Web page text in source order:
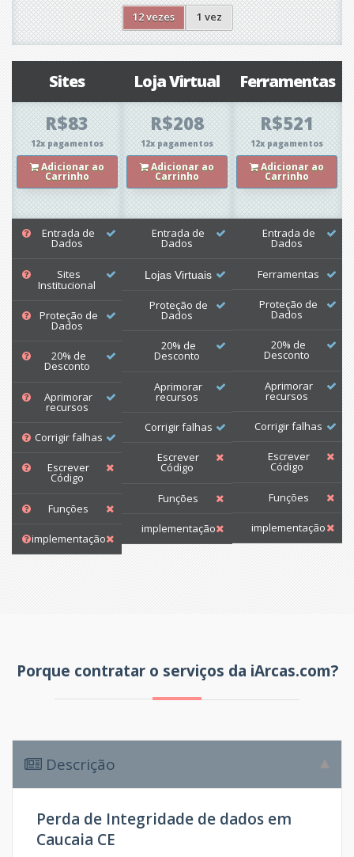
12 vezes 1 vez
Sites
R$83
12x pagamentos
Adicionar ao
Carrinho
Entrada de
Dados
Sites
Institucional​
Proteção de
Dados
20% de
Desconto
Aprimorar
recursos
Corrigir falhas
Escrever
Código
Funções
implementação
Loja Virtual
R$208
12x pagamentos
Adicionar ao
Carrinho
Entrada de
Dados
Lojas Virtuais
Proteção de
Dados
20% de
Desconto
Aprimorar
recursos
Corrigir falhas
Escrever
Código
Funções
implementação
Ferramentas
R$521
12x pagamentos
Adicionar ao
Carrinho
Entrada de
Dados
Ferramentas
Proteção de
Dados
20% de
Desconto
Aprimorar
recursos
Corrigir falhas
Escrever
Código
Funções
implementação
Porque contratar o serviços da iArcas.com?
Descrição
Perda de Integridade de dados em
Caucaia CE